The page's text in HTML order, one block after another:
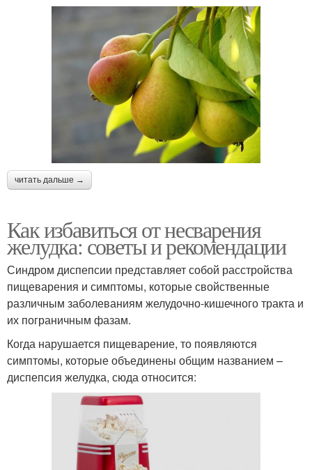
читать дальше →
Как избавиться от несварения
желудка: советы и рекомендации
Синдром диспепсии представляет собой расстройства
пищеварения и симптомы, которые свойственные
различным заболеваниям желудочно-кишечного тракта и
их пограничным фазам.
Когда нарушается пищеварение, то появляются
симптомы, которые объединены общим названием –
диспепсия желудка, сюда относится: